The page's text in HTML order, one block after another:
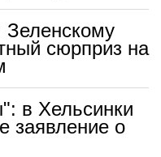
сюрприз на
в Хельсинки
заявление о